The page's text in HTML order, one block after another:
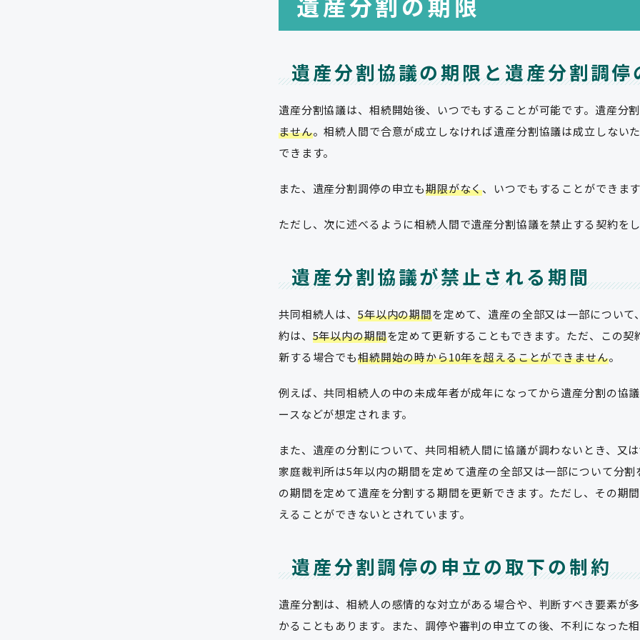
遺産分割協議の期限と遺産分割調
遺産分割協議は、相続開始後、いつでもすることが可能です。遺産分
ません。相続人間で合意が成立しなければ遺産分割協議は成立しない
できます。
また、遺産分割調停の申立も期限がなく、いつでもすることができま
ただし、次に述べるように相続人間で遺産分割協議を禁止する契約を
遺産分割協議が禁止される期間
共同相続人は、 5年以内の期間を定めて、遺産の全部又は一部につい
約は、 5年以内の期間を定めて更新することもできます。ただ、この
新する場合でも相続開始の時から10年を超えることができません。
例えば、共同相続人の中の未成年者が成年になってから遺産分割の協
ースなどが想定されます。
また、遺産の分割について、共同相続人間に協議が調わないとき、又
家庭裁判所は5年以内の期間を定めて遺産の全部又は一部について分
の期間を定めて遺産を分割する期間を更新できます。ただし、その期
えることができないとされています。
遺産分割調停の申立の取下の制約
遺産分割は、相続人の感情的な対立がある場合や、判断すべき要素が
かることもあります。また、調停や審判の申立ての後、不利になった